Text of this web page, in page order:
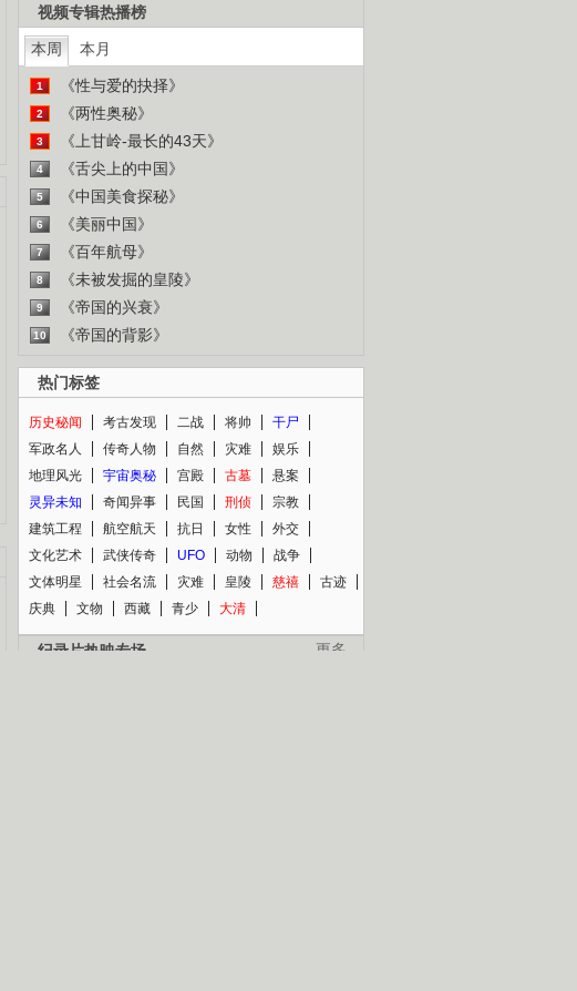
视频专辑热播榜
本周 本月
1 《性与爱的抉择》
2 《两性奥秘》
3 《上甘岭-最长的43天》
4 《舌尖上的中国》
5 《中国美食探秘》
6 《美丽中国》
7 《百年航母》
8 《未被发掘的皇陵》
9 《帝国的兴衰》
10 《帝国的背影》
热门标签
历史秘闻 考古发现 二战 将帅
干尸
军政名人
传奇人物 自然 灾难
娱乐
地理风光
宇宙奥秘 宫殿 古墓
悬案
灵异未知
奇闻异事 民国 刑侦
宗教
建筑工程
航空航天 抗日 女性
外交
文化艺术
武侠传奇 UFO 动物
战争
文体明星
社会名流 灾难 皇陵 慈禧
古迹
庆典
文物 西藏 青少 大清
更多
纪录片热映专场